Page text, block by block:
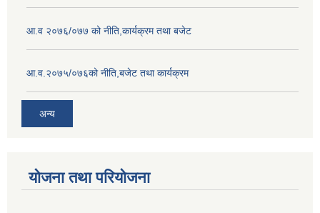
आ.व २०७६/०७७ को नीति,कार्यक्रम तथा बजेट
आ.व.२०७५/०७६को नीति,बजेट तथा कार्यक्रम
अन्य
योजना तथा परियोजना